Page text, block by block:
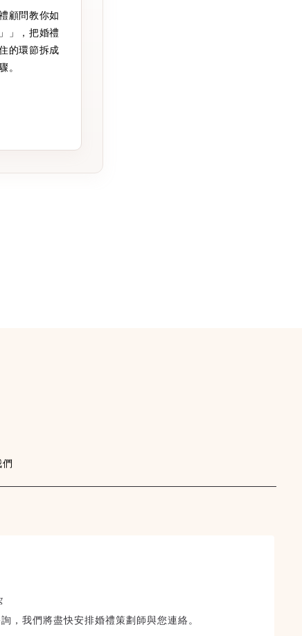
顧問教你如
」，把婚禮
的環節拆成
。
，我們將盡快安排婚禮策劃師與您連絡。
線上婚禮諮詢